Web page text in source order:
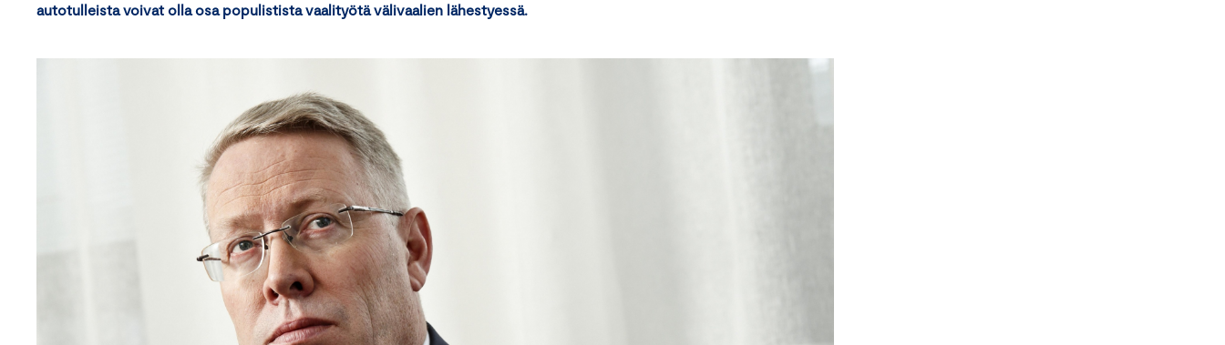
autotulleista voivat olla osa populistista vaalityötä välivaalien lähestyessä.